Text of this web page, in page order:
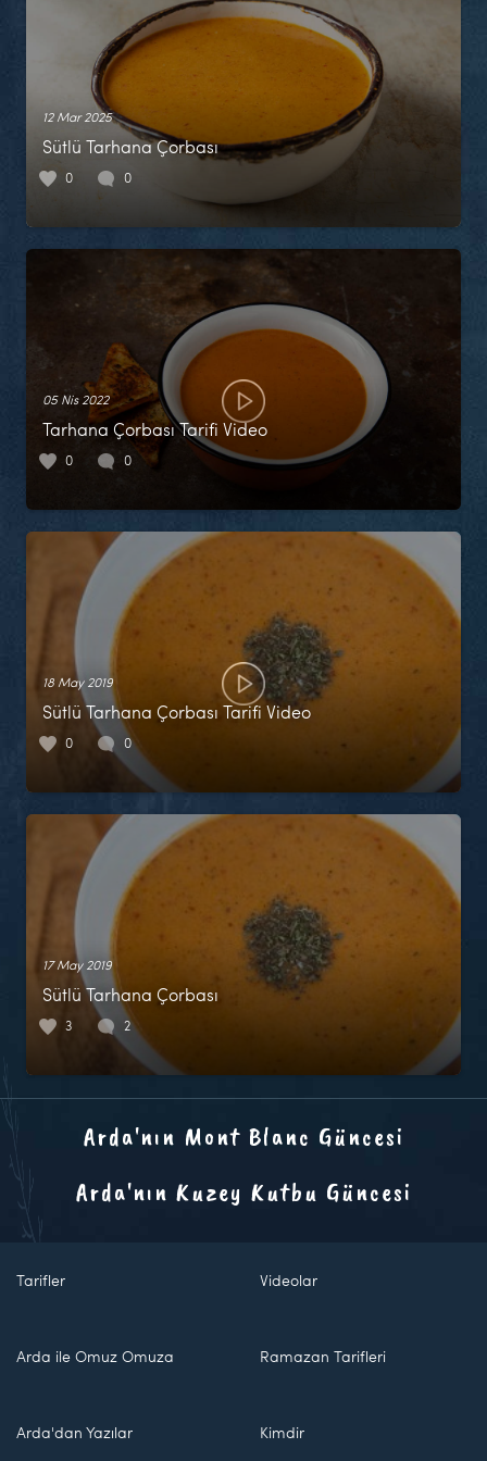
12 Mar 2025
Sütlü Tarhana Çorbası
0 0
05 Nis 2022
Tarhana Çorbası Tarifi Video
0 0
18 May 2019
Sütlü Tarhana Çorbası Tarifi Video
0 0
17 May 2019
Sütlü Tarhana Çorbası
3 2
Arda'nın Mont Blanc Güncesi
Arda'nın Kuzey Kutbu Güncesi
Tarifler Videolar
Arda ile Omuz Omuza Ramazan Tarifleri
Arda'dan Yazılar Kimdir